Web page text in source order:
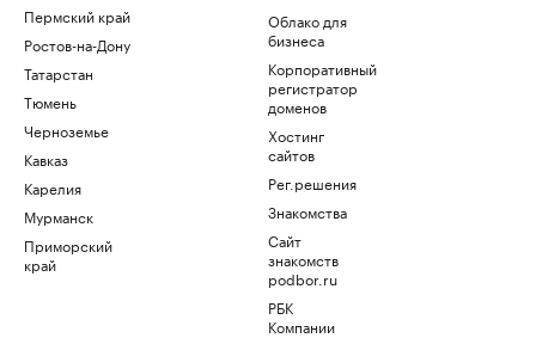
Пермский край
Ростов-на-Дону
Татарстан
Тюмень
Черноземье
Кавказ
Карелия
Мурманск
Приморский
край
Облако для
бизнеса
Корпоративный
регистратор
доменов
Хостинг
сайтов
Рег.решения
Знакомства
Сайт
знакомств
podbor.ru
РБК
Компании